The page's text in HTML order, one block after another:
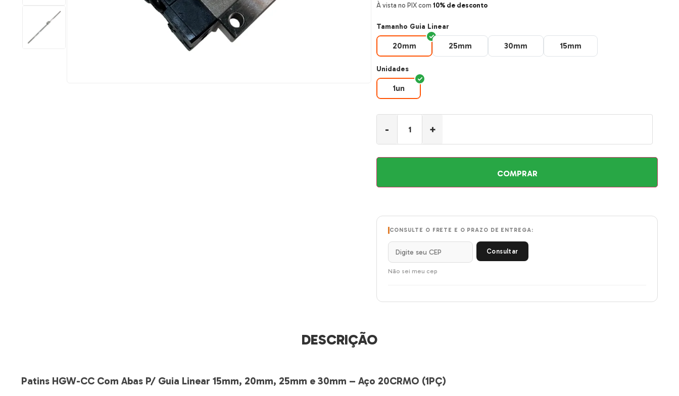
À vista no PIX com 10% de desconto
Tamanho Guia Linear
20mm 25mm 30mm 15mm
Unidades
1un
- +
COMPRAR
CONSULTE O FRETE E O PRAZO DE ENTREGA:
Consultar
Não sei meu cep
DESCRIÇÃO
Patins HGW-CC Com Abas P/ Guia Linear 15mm, 20mm, 25mm e 30mm – Aço 20CRMO (1PÇ)